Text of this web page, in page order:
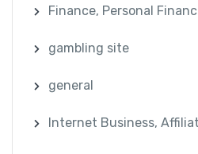
Finance, Personal
gambling site
general
Internet Business,